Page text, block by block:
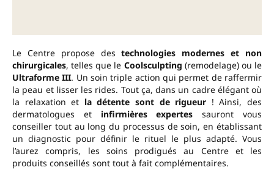
Le Centre propose destechnologies modernes et non
chirurgicales, telles que le Coolsculpting (remodelage) ou le
Ultraforme III. Un soin triple action qui permet de raffermir
la peau et lisser les rides. Tout ça, dans un cadre élégant où
la relaxation et la détente sont de rigueur ! Ainsi, des
dermatologues et infirmières expertes sauront vous
conseiller tout au long du processus de soin, en établissant
un diagnostic pour définir le rituel le plus adapté. Vous
l’aurez compris, les soins prodigués au Centre et les
produits conseillés sont tout à fait complémentaires.